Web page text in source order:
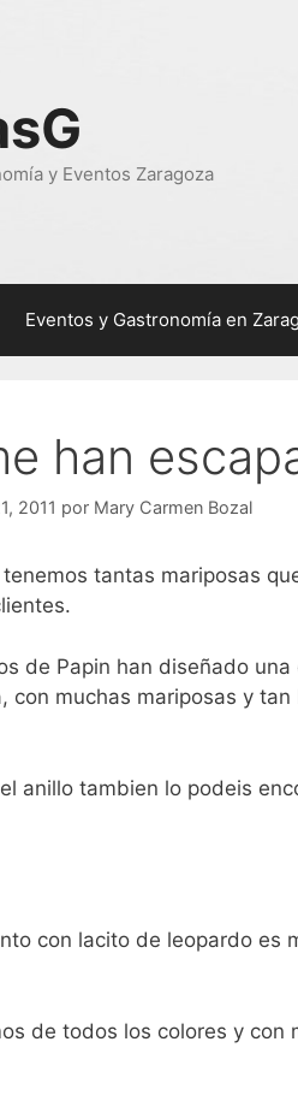
y Eventos Zaragoza
Eventos y Gastronomía en
han
2011 por Mary Carmen Bozal
tenemos tantas mariposas
de Papin han diseñado
con muchas mariposas y
anillo tambien lo podeis
con lacito de leopardo es
de todos los colores y con